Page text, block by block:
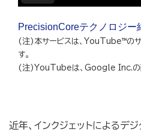
PrecisionCoreテクノロジー
(注)本サービスは、YouTube™の
す。
(注)YouTubeは、Google Inc.の
近年、インクジェットによるデ